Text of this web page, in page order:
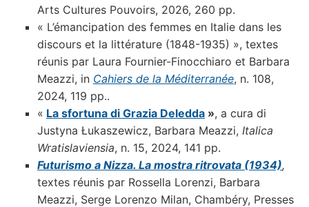
Arts Cultures Pouvoirs, 2026, 260 pp.
« L’émancipation des femmes en Italie dans les
discours et la littérature (1848-1935) », textes
réunis par Laura Fournier-Finocchiaro et Barbara
Meazzi, in Cahiers de la Méditerranée, n. 108,
2024, 119 pp..
« La sfortuna di Grazia Deledda», a cura di
Justyna Łukaszewicz, Barbara Meazzi, Italica
Wratislaviensia, n. 15, 2024, 141 pp.
Futurismo a Nizza. La mostra ritrovata (1934),
textes réunis par Rossella Lorenzi, Barbara
Meazzi, Serge Lorenzo Milan, Chambéry, Presses